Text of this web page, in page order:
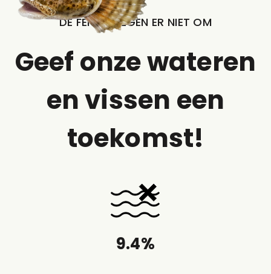
DE FEITEN LIEGEN ER NIET OM
Geef onze wateren
en vissen een
toekomst!
9.4%